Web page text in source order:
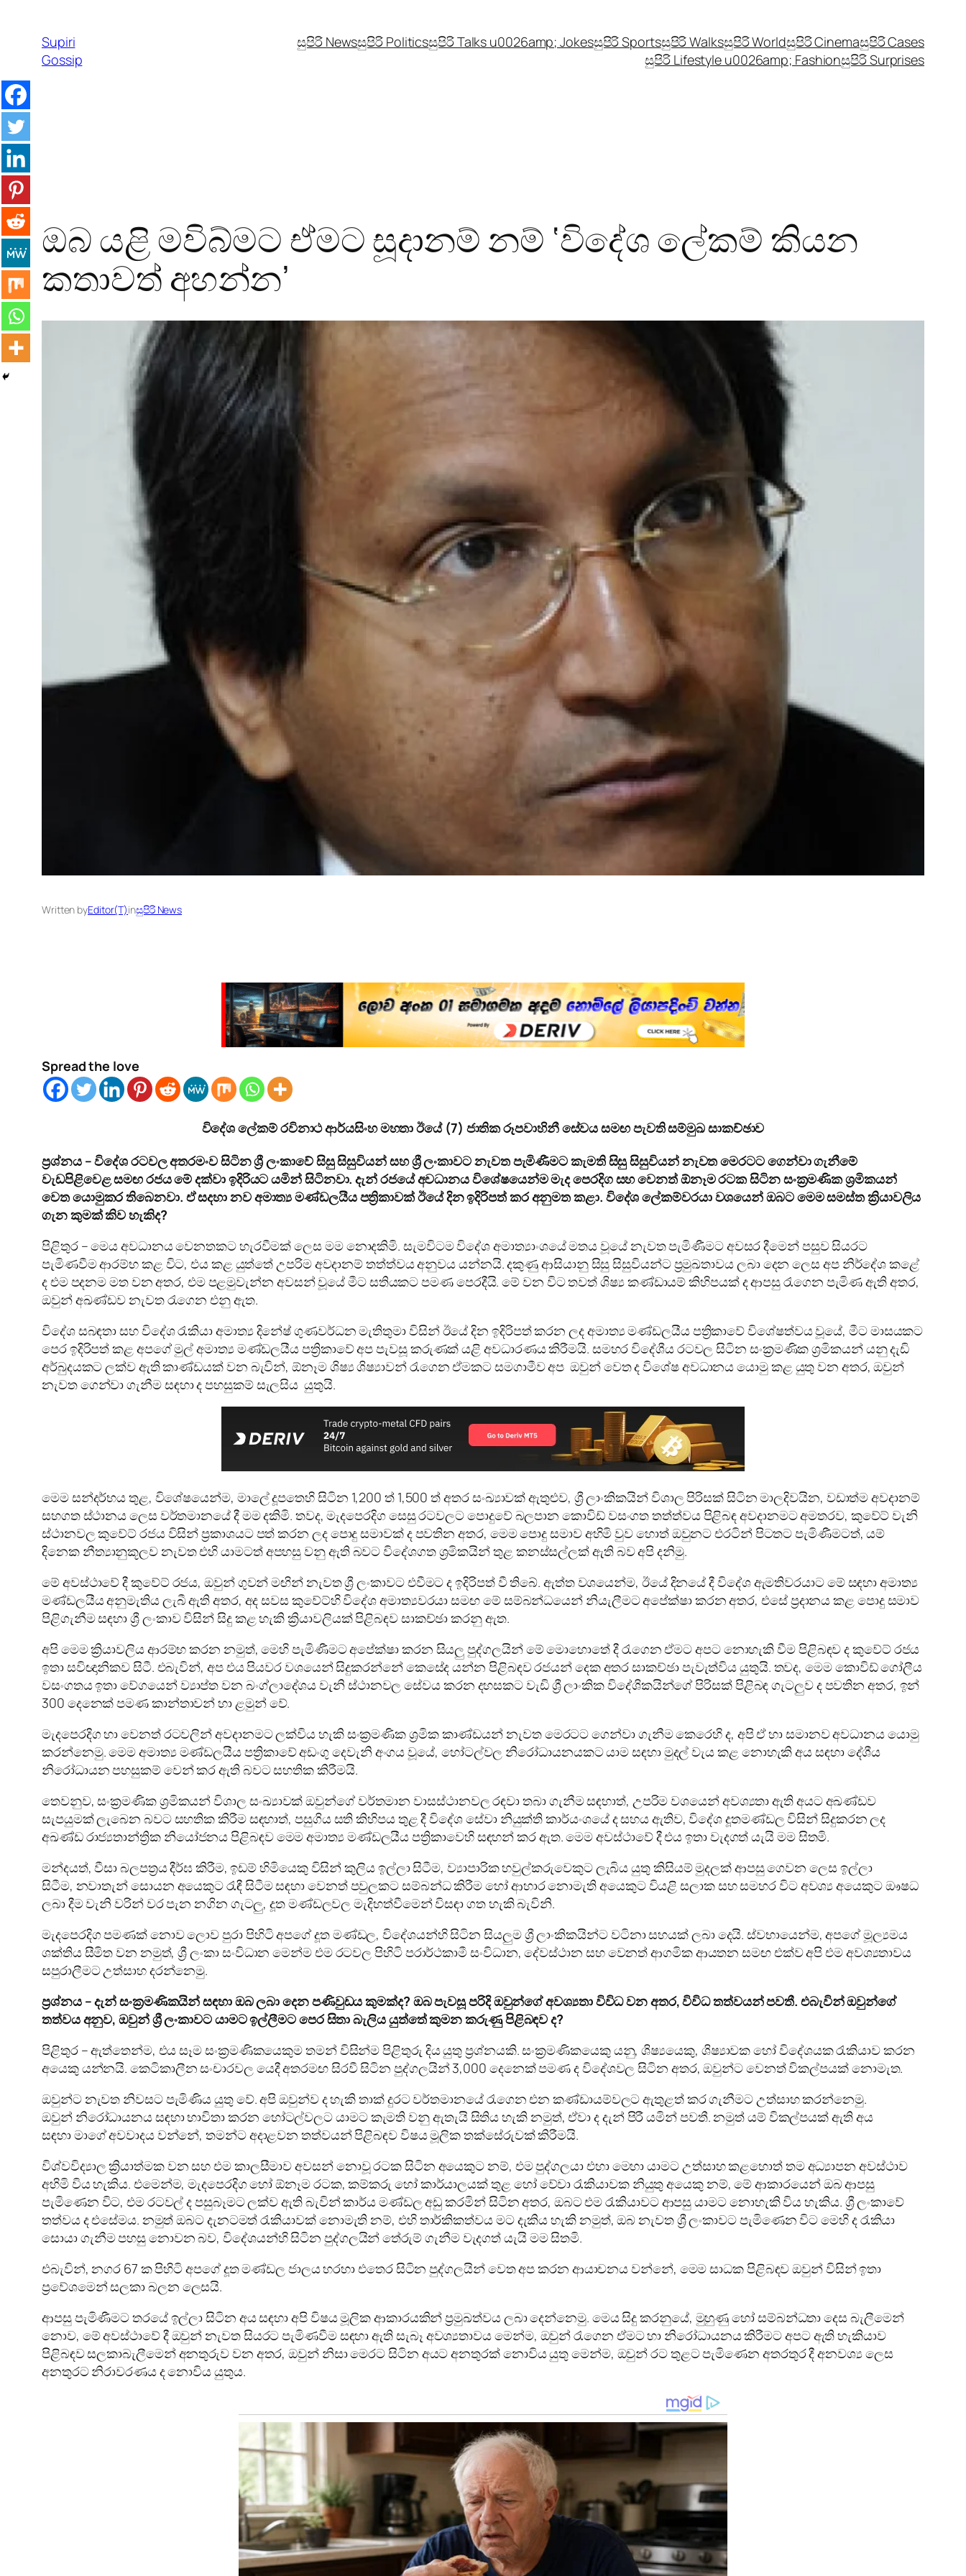
contentSupiri
Gossip
සුපිරි Newsසුපිරි Politicsසුපිරි Talks u0026amp; Jokesසුපිරි Sportsසුපිරි Walksසුපිරි Worldසුපිරි Cinemaසුපිරි Cases
සුපිරි Lifestyle u0026amp; Fashionසුපිරි Surprises
ඔබ යළි මවිබ්මට ඒමට සූදානම් නම් ‘විදේශ ලේකම් කියන
කතාවත් අහන්න’
Written byEditor(T)inසුපිරි News
Spread the love
විදේශ ලේකම් රවිනාථ ආර්යසිංහ මහතා ඊයේ (7) ජාතික රූපවාහිනී සේවය සමඟ පැවති සම්මුඛ සාකච්ඡාව
ප්‍රශ්නය – විදේශ රටවල අතරමංව සිටින ශ්‍රී ලංකාවේ සිසු සිසුවියන් සහ ශ්‍රී ලංකාවට නැවත පැමිණීමට කැමති සිසු සිසුවියන් නැවත මෙරටට ගෙන්වා ගැනීමේ
වැඩපිළිවෙළ සමඟ රජය මේ දක්වා ඉදිරියට යමින් සිටිනවා. දැන් රජයේ අවධානය විශේෂයෙන්ම මැද පෙරදිග සහ වෙනත් ඕනෑම රටක සිටින සංක්‍රමණික ශ්‍රමිකයන්
වෙත යොමුකර තිබෙනවා. ඒ සදහා නව අමාත්‍ය මණ්ඩලයීය පත්‍රිකාවක් ඊයේ දින ඉදිරිපත් කර අනුමත කළා. විදේශ ලේකම්වරයා වශයෙන් ඔබට මෙම සමස්ත ක්‍රියාවලිය
ගැන කුමක් කිව හැකිද?
පිළිතුර – මෙය අවධානය වෙනතකට හැරවීමක් ලෙස මම නොදකිමි. සැමවිටම විදේශ අමාත්‍යාංශයේ මතය වූයේ නැවත පැමිණීමට අවසර දීමෙන් පසුව සියරට
පැමිණවීම ආරම්භ කළ විට, එය කළ යුත්තේ උපරිම අවදානම් තත්ත්වය අනුවය යන්නයි. දකුණු ආසියානු සිසු සිසුවියන්ට ප්‍රමුඛතාවය ලබා දෙන ලෙස අප නිර්දේශ කළේ
ද එම පදනම මත වන අතර, එම පළමුවැන්න අවසන් වූයේ මීට සතියකට පමණ පෙරදීයි. මේ වන විට තවත් ශිෂ්‍ය කණ්ඩායම් කිහිපයක් ද ආපසු රැගෙන පැමිණ ඇති අතර,
ඔවුන් අඛණ්ඩව නැවත රැගෙන එනු ඇත.
විදේශ සබඳතා සහ විදේශ රැකියා අමාත්‍ය දිනේෂ් ගුණවර්ධන මැතිතුමා විසින් ඊයේ දින ඉදිරිපත් කරන ලද අමාත්‍ය මණ්ඩලයීය පත්‍රිකාවේ විශේෂත්වය වූයේ, මීට මාසයකට
පෙර ඉදිරිපත් කළ අපගේ මුල් අමාත්‍ය මණ්ඩලයීය පත්‍රිකාවේ අප පැවසූ කරුණක් යළි අවධාරණය කිරීමයි. සමහර විදේශීය රටවල සිටින සංක්‍රමණික ශ්‍රමිකයන් යනු දැඩි
අර්බුදයකට ලක්ව ඇති කාණ්ඩයක් වන බැවින්, ඕනෑම ශිෂ්‍ය ශිෂ්‍යාවන් රැගෙන ඒමකට සමගාමීව අප ඔවුන් වෙත ද විශේෂ අවධානය යොමු කළ යුතු වන අතර, ඔවුන්
නැවත ගෙන්වා ගැනීම සඳහා ද පහසුකම් සැලසිය යුතුයි.
මෙම සන්දර්භය තුළ, විශේෂයෙන්ම, මාලේ දූපතෙහි සිටින 1,200 ත් 1,500 ත් අතර සංඛ්‍යාවක් ඇතුළුව, ශ්‍රී ලාංකිකයින් විශාල පිරිසක් සිටින මාලදිවයින, වඩාත්ම අවදානම්
සහගත ස්ථානය ලෙස වර්තමානයේ දී මම දකිමි. තවද, මැදපෙරදිග සෙසු රටවලට පොදුවේ බලපාන කොවිඩ් වසංගත තත්ත්වය පිළිබඳ අවදානමට අමතරව, කුවේට් වැනි
ස්ථානවල කුවේට් රජය විසින් ප්‍රකාශයට පත් කරන ලද පොදු සමාවක් ද පවතින අතර, මෙම පොදු සමාව අහිමි වුව හොත් ඔවුනට එරටින් පිටතට පැමිණීමටත්, යම්
දිනෙක නීත්‍යානුකූලව නැවත එහි යාමටත් අපහසු වනු ඇති බවට විදේශගත ශ්‍රමිකයින් තුළ කනස්සල්ලක් ඇති බව අපි දනිමු.
මේ අවස්ථාවේ දී කුවේට් රජය, ඔවුන් ගුවන් මඟින් නැවත ශ්‍රී ලංකාවට එවීමට ද ඉදිරිපත් වී තිබේ. ඇත්ත වශයෙන්ම, ඊයේ දිනයේ දී විදේශ ඇමතිවරයාට මේ සඳහා අමාත්‍ය
මණ්ඩලයීය අනුමැතිය ලැබී ඇති අතර, අද සවස කුවේට්හි විදේශ අමාත්‍යවරයා සමඟ මේ සම්බන්ධයෙන් නියැලීමට අපේක්ෂා කරන අතර, එසේ ප්‍රදානය කළ පොදු සමාව
පිළිගැනීම සඳහා ශ්‍රී ලංකාව විසින් සිදු කළ හැකි ක්‍රියාවලියක් පිළිබඳව සාකච්ඡා කරනු ඇත.
අපි මෙම ක්‍රියාවලිය ආරම්භ කරන නමුත්, මෙහි පැමිණීමට අපේක්ෂා කරන සියලු පුද්ගලයින් මේ මොහොතේ දී රැගෙන ඒමට අපට නොහැකි වීම පිළිබඳව ද කුවේට් රජය
ඉතා සවිඥානිකව සිටී. එබැවින්, අප එය පියවර වශයෙන් සිදුකරන්නේ කෙසේද යන්න පිළිබඳව රජයන් දෙක අතර සාකච්ඡා පැවැත්විය යුතුයි. තවද, මෙම කොවිඩ් ගෝලීය
වසංගතය ඉතා වේගයෙන් ව්‍යාප්ත වන බංග්ලාදේශය වැනි ස්ථානවල සේවය කරන දහසකට වැඩි ශ්‍රී ලාංකික විදේශිකයින්ගේ පිරිසක් පිළිබඳ ගැටලුව ද පවතින අතර, ඉන්
300 දෙනෙක් පමණ කාන්තාවන් හා ළමුන් වේ.
මැදපෙරදිග හා වෙනත් රටවලින් අවදානමට ලක්විය හැකි සංක්‍රමණික ශ්‍රමික කාණ්ඩයන් නැවත මෙරටට ගෙන්වා ගැනීම කෙරෙහි ද, අපි ඒ හා සමානව අවධානය යොමු
කරන්නෙමු. මෙම අමාත්‍ය මණ්ඩලයීය පත්‍රිකාවේ අඩංගු දෙවැනි අංගය වූයේ, හෝටල්වල නිරෝධායනයකට යාම සඳහා මුදල් වැය කළ නොහැකි අය සඳහා දේශීය
නිරෝධායන පහසුකම් වෙන් කර ඇති බවට සහතික කිරීමයි.
තෙවනුව, සංක්‍රමණික ශ්‍රමිකයන් විශාල සංඛ්‍යාවක් ඔවුන්ගේ වර්තමාන වාසස්ථානවල රඳවා තබා ගැනීම සඳහාත්, උපරිම වශයෙන් අවශ්‍යතා ඇති අයට අඛණ්ඩව
සැපයුමක් ලැබෙන බවට සහතික කිරීම සඳහාත්, පසුගිය සති කිහිපය තුළ දී විදේශ සේවා නියුක්ති කාර්යංශයේ ද සහය ඇතිව, විදේශ දූතමණ්ඩල විසින් සිදුකරන ලද
අඛණ්ඩ රාජ්‍යතාන්ත්‍රික නියෝජනය පිළිබඳව මෙම අමාත්‍ය මණ්ඩලයීය පත්‍රිකාවෙහි සඳහන් කර ඇත. මෙම අවස්ථාවේ දී එය ඉතා වැදගත් යැයි මම සිතමි.
මන්දයත්, වීසා බලපත්‍රය දීර්ඝ කිරීම, ඉඩම් හිමියෙකු විසින් කුලිය ඉල්ලා සිටීම, ව්‍යාපාරික හවුල්කරුවෙකුට ලැබිය යුතු කිසියම් මුදලක් ආපසු ගෙවන ලෙස ඉල්ලා
සිටීම, නවාතැන් සොයන අයෙකුට රැඳී සිටීම සඳහා වෙනත් පවුලකට සම්බන්ධ කිරීම හෝ ආහාර නොමැති අයෙකුට වියළි සලාක සහ සමහර විට අවශ්‍ය අයෙකුට ඖෂධ
ලබා දීම වැනි වරින් වර පැන නගින ගැටලු, දූත මණ්ඩලවල මැදිහත්වීමෙන් විසඳා ගත හැකි බැවිනි.
මැදපෙරදිග පමණක් නොව ලොව පුරා පිහිටි අපගේ දූත මණ්ඩල, විදේශයන්හි සිටින සියලුම ශ්‍රී ලාංකිකයින්ට වටිනා සහයක් ලබා දෙයි. ස්වභායෙන්ම, අපගේ මූල්‍යමය
ශක්තිය සීමිත වන නමුත්, ශ්‍රී ලංකා සංවිධාන මෙන්ම එම රටවල පිහිටි පරාර්ථකාමී සංවිධාන, දේවස්ථාන සහ වෙනත් ආගමික ආයතන සමඟ එක්ව අපි එම අවශ්‍යතාවය
සපුරාලීමට උත්සාහ දරන්නෙමු.
ප්‍රශ්නය – දැන් සංක්‍රමණිකයින් සඳහා ඔබ ලබා දෙන පණිවුඩය කුමක්ද? ඔබ පැවසූ පරිදි ඔවුන්ගේ අවශ්‍යතා විවිධ වන අතර, විවිධ තත්වයන් පවතී. එබැවින් ඔවුන්ගේ
තත්වය අනුව, ඔවුන් ශ්‍රී ලංකාවට යාමට ඉල්ලීමට පෙර සිතා බැලිය යුත්තේ කුමන කරුණු පිළිබඳව ද?
පිළිතුර – ඇත්තෙන්ම, එය සෑම සංක්‍රමණිකයෙකුම තමන් විසින්ම පිළිතුරු දිය යුතු ප්‍රශ්නයකි. සංක්‍රමණිකයෙකු යනු, ශිෂ්‍යයෙකු, ශිෂ්‍යාවක හෝ විදේශයක රැකියාව කරන
අයෙකු යන්නයි. කෙටිකාලීන සංචාරවල යෙදී අතරමඟ සිරවී සිටින පුද්ගලයින් 3,000 දෙනෙක් පමණ ද විදේශවල සිටින අතර, ඔවුන්ට වෙනත් විකල්පයක් නොමැත.
ඔවුන්ට නැවත නිවසට පැමිණිය යුතු වේ. අපි ඔවුන්ව ද හැකි තාක් දුරට වර්තමානයේ රැගෙන එන කණ්ඩායම්වලට ඇතුළත් කර ගැනීමට උත්සාහ කරන්නෙමු.
ඔවුන් නිරෝධායනය සඳහා භාවිතා කරන හෝටල්වලට යාමට කැමති වනු ඇතැයි සිතිය හැකි නමුත්, ඒවා ද දැන් පිරී යමින් පවතී. නමුත් යම් විකල්පයක් ඇති අය
සඳහා මාගේ අවවාදය වන්නේ, තමන්ට අදාළවන තත්වයන් පිළිබඳව විෂය මූලික තක්සේරුවක් කිරීමයි.
විශ්වවිද්‍යාල ක්‍රියාත්මක වන සහ එම කාලසීමාව අවසන් නොවූ රටක සිටින අයෙකුට නම්, එම පුද්ගලයා එහා මෙහා යාමට උත්සාහ කළහොත් තම අධ්‍යාපන අවස්ථාව
අහිමි විය හැකිය. එමෙන්ම, මැදපෙරදිග හෝ ඕනෑම රටක, කම්කරු හෝ කාර්යාලයක් තුළ හෝ වේවා රැකියාවක නියුතු අයෙකු නම්, මේ ආකාරයෙන් ඔබ ආපසු
පැමිණෙන විට, එම රටවල් ද පසුබෑමට ලක්ව ඇති බැවින් කාර්ය මණ්ඩල අඩු කරමින් සිටින අතර, ඔබට එම රැකියාවට ආපසු යාමට නොහැකි විය හැකිය. ශ්‍රී ලංකාවේ
තත්වය ද එසේමය. නමුත් ඔබට දැනටමත් රැකියාවක් නොමැති නම්, එහි තාර්කිකත්වය මට දැකිය හැකි නමුත්, ඔබ නැවත ශ්‍රී ලංකාවට පැමිණෙන විට මෙහි ද රැකියා
සොයා ගැනීම පහසු නොවන බව, විදේශයන්හි සිටින පුද්ගලයින් තේරුම් ගැනීම වැදගත් යැයි මම සිතමි.
එබැවින්, නගර 67 ක පිහිටි අපගේ දූත මණ්ඩල ජාලය හරහා එතෙර සිටින පුද්ගලයින් වෙත අප කරන ආයාචනය වන්නේ, මෙම සාධක පිළිබඳව ඔවුන් විසින් ඉතා
ප්‍රවේශමෙන් සලකා බලන ලෙසයි.
ආපසු පැමිණීමට තරයේ ඉල්ලා සිටින අය සඳහා අපි විෂය මූලික ආකාරයකින් ප්‍රමුඛත්වය ලබා දෙන්නෙමු. මෙය සිදු කරනුයේ, මුහුණු හෝ සම්බන්ධතා දෙස බැලීමෙන්
නොව, මේ අවස්ථාවේ දී ඔවුන් නැවත සියරට පැමිණවීම සඳහා ඇති සැබෑ අවශ්‍යතාවය මෙන්ම, ඔවුන් රැගෙන ඒමට හා නිරෝධායනය කිරීමට අපට ඇති හැකියාව
පිළිබඳව සලකාබැලීමෙන් අනතුරුව වන අතර, ඔවුන් නිසා මෙරට සිටින අයට අනතුරක් නොවිය යුතු මෙන්ම, ඔවුන් රට තුළට පැමිණෙන අතරතුර දී අනවශ්‍ය ලෙස
අනතුරට නිරාවරණය ද නොවිය යුතුය.